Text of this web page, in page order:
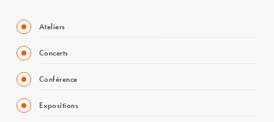
Ateliers
Concerts
Conférence
Expositions